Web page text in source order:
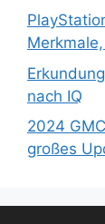
nach IQ
2024
großes